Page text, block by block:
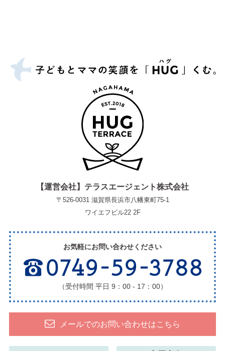
【運営会社】テラスエージェント株式会社
〒526-0031 滋賀県長浜市八幡東町75-1
ワイエフビル22 2F
お気軽にお問い合わせください
（受付時間 平日 9：00 - 17：00）
メールでのお問い合わせはこちら